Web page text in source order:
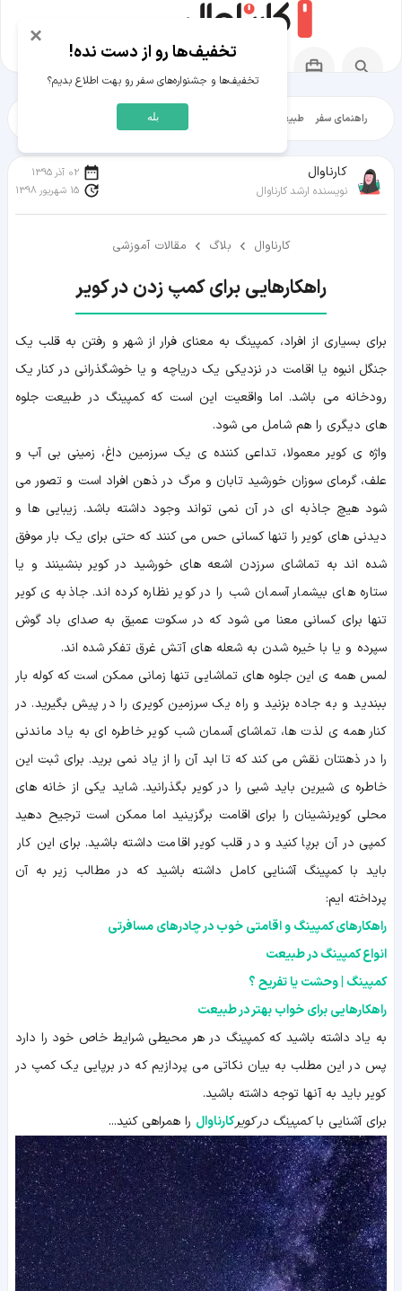
راهنمای سفر طبیعت‌گردی شهرگردی
کارناوال
نویسنده ارشد کارناوال
02 آذر 1395
15 شهریور 1398
کارناوال بلاگ مقالات آموزشی
راهکارهایی برای کمپ زدن در کویر
برای بسیاری از افراد، کمپینگ به معنای فرار از شهر و رفتن به قلب یک
جنگل انبوه یا اقامت در نزدیکی یک دریاچه و یا خوشگذرانی در کنار یک
رودخانه می باشد. اما واقعیت این است که کمپینگ در طبیعت جلوه
های دیگری را هم شامل می شود.
واژه ی کویر معمولا، تداعی کننده ی یک سرزمین داغ، زمینی بی آب و
علف، گرمای سوزان خورشید تابان و مرگ در ذهن افراد است و تصور می
شود هیچ جاذبه ای در آن نمی تواند وجود داشته باشد. زیبایی ها و
دیدنی های کویر را تنها کسانی حس می کنند که حتی برای یک بار موفق
شده اند به تماشای سرزدن اشعه های خورشید در کویر بنشینند و یا
ستاره های بیشمار آسمان شب را در کویر نظاره کرده اند. جاذبه ی کویر
تنها برای کسانی معنا می شود که در سکوت عمیق به صدای باد گوش
سپرده و یا با خیره شدن به شعله های آتش غرق تفکر شده اند.
لمس همه ی این جلوه های تماشایی تنها زمانی ممکن است که کوله بار
ببندید و به جاده بزنید و راه یک سرزمین کویری را در پیش بگیرید. در
کنار همه ی لذت ها، تماشای آسمان شب کویر خاطره ای به یاد ماندنی
را در ذهنتان نقش می کند که تا ابد آن را از یاد نمی برید. برای ثبت این
خاطره ی شیرین باید شبی را در کویر بگذرانید. شاید یکی از خانه های
محلی کویرنشینان را برای اقامت برگزینید اما ممکن است ترجیح دهید
کمپی در آن برپا کنید و در قلب کویر اقامت داشته باشید. برای این کار
باید با کمپینگ آشنایی کامل داشته باشید که در مطالب زیر به آن
پرداخته ایم:
راهکارهای کمپینگ و اقامتی خوب در چادرهای مسافرتی
انواع کمپینگ در طبیعت
کمپینگ | وحشت یا تفریح ؟
راهکارهایی برای خواب بهتر در طبیعت
به یاد داشته باشید که کمپینگ در هر محیطی شرایط خاص خود را دارد
پس در این مطلب به بیان نکاتی می پردازیم که در برپایی یک کمپ در
کویر باید به آنها توجه داشته باشید.
برای آشنایی باکمپینگ در کویرکارناوال را همراهی کنید...
×
تخفیف‌ها رو از دست نده!
تخفیف‌ها و جشنواره‌های سفر رو بهت اطلاع بدیم؟
بله